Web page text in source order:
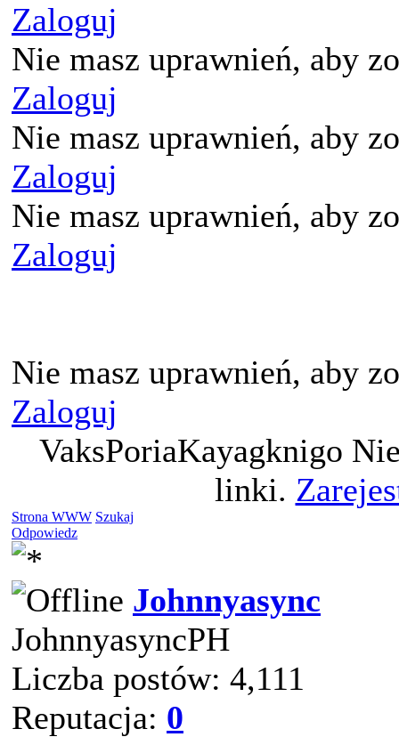
Zaloguj
Nie masz uprawnień, aby
Zaloguj
Nie masz uprawnień, aby
Zaloguj
Nie masz uprawnień, aby
Zaloguj
Nie masz uprawnień, aby
Zaloguj
VaksPoriaKayagknigo
linki.
Strona WWW Szukaj
Odpowiedz
Johnnyasync
JohnnyasyncPH
Liczba postów: 4,111
Reputacja: 0